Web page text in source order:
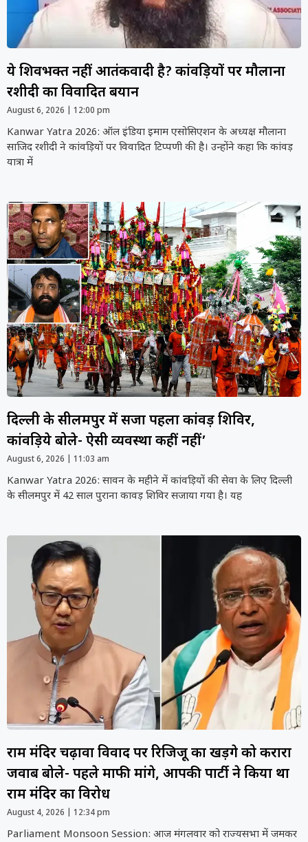
ये शिवभक्त नहीं आतंकवादी है? कांवड़ियों पर मौलाना
रशीदी का विवादित बयान
August 6, 2026 12:00 pm
Kanwar Yatra 2026: ऑल इंडिया इमाम एसोसिएशन के अध्यक्ष मौलाना
साजिद रशीदी ने कांवड़ियों पर विवादित टिप्पणी की है। उन्होंने कहा कि कांवड़
यात्रा में
दिल्ली के सीलमपुर में सजा पहला कांवड़ शिविर,
कांवड़िये बोले- ऐसी व्यवस्था कहीं नहीं’
August 6, 2026 11:03 am
Kanwar Yatra 2026: सावन के महीने में कांवड़ियों की सेवा के लिए दिल्ली
के सीलमपुर में 42 साल पुराना कावड़ शिविर सजाया गया है। यह
राम मंदिर चढ़ावा विवाद पर रिजिजू का खड़गे को करारा
जवाब बोले- पहले माफी मांगे, आपकी पार्टी ने किया था
राम मंदिर का विरोध
August 4, 2026 12:34 pm
Parliament Monsoon Session: आज मंगलवार को राज्यसभा में जमकर